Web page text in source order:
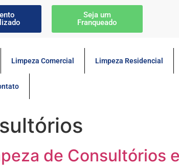
Seja um
Franqueado
Limpeza Comercial Limpeza Residencial
de Consultórios